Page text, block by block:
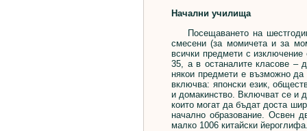
Начални училища
Посещаването на
смесени (за момичета и за
всички предмети с
35, а в останалите класове –
някои предмети е възможно да
включва: японски език,
и домакинство. Включват се и
които могат да бъдат доста
начално образование. Освен
малко 1006 китайски